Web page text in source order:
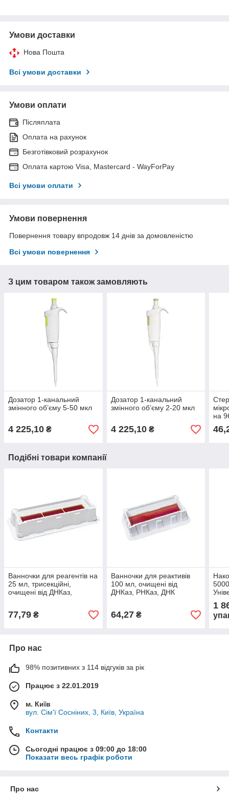
Умови доставки
Нова Пошта
Всі умови доставки
Умови оплати
Післяплата
Оплата на рахунок
Безготівковий розрахунок
Оплата картою Visa, Mastercard - WayForPay
Всі умови оплати
Умови повернення
Повернення товару впродовж 14 днів за домовленістю
Всі умови повернення
З цим товаром також замовляють
Дозатор 1-канальний
змінного об’єму 5-50 мкл
4 225,10 ₴
Дозатор 1-канальний
змінного об’єму 2-20 мкл
4 225,10₴
на
Подібні товари компанії
Ванночки для реагентів на
25 мл, трисекційні,
очищені від ДНКаз,
77,79 ₴
Ванночки для реактивів
100 мл, очищені від
ДНКаз, РНКаз, ДНК
64,27₴
1
Про нас
98% позитивних з 114 відгуків за рік
Працює з 22.01.2019
м. Київ
вул. Сім'ї Сосніних, 3, Київ, Україна
Контакти
Сьогодні працює з 09:00 до 18:00
Показати весь графік роботи
Про нас